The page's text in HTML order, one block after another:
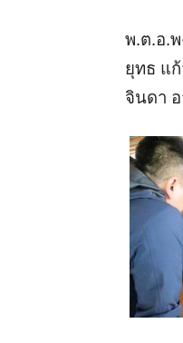
พ.ต.อ.
ยุทธ แ
จินดา